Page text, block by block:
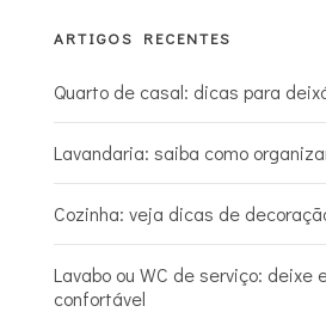
ARTIGOS RECENTES
Quarto de casal: dicas para
Lavandaria: saiba como
Cozinha: veja dicas de
Lavabo ou WC de serviço: deixe
confortável